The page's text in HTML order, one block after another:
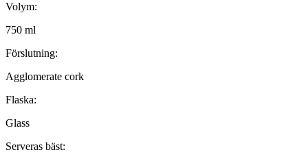
Volym:
750 ml
Förslutning:
Agglomerate cork
Flaska:
Glass
Serveras bäst: